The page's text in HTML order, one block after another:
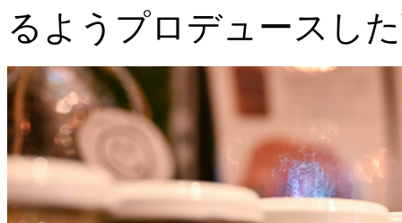
るようプロデュースし